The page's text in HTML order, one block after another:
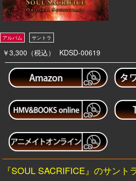
￥3,300（税込） KDSD-00619
『SOUL SACRIFICE』のサント